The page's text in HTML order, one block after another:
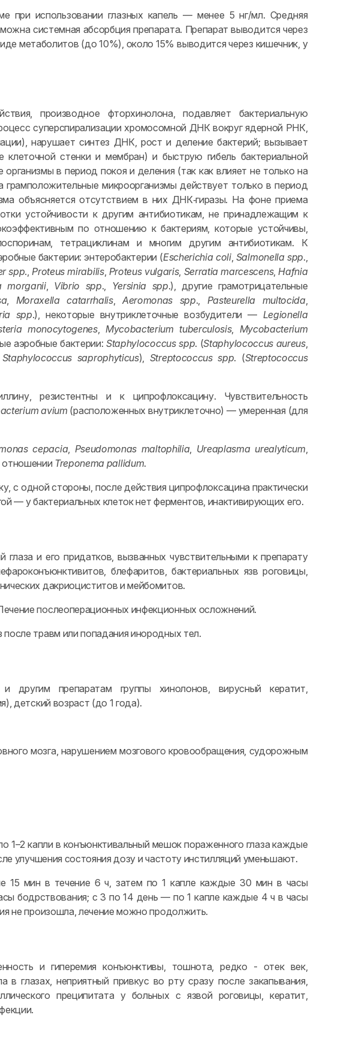
при использовании глазных капель — менее 5 нг/мл. Средняя
системная абсорбция препарата. Препарат выводится через
метаболитов (до 10%), около 15% выводится через кишечник, у
производное фторхинолона, подавляет бактериальную
суперспирализации хромосомной ДНК вокруг ядерной РНК,
нарушает синтез ДНК, рост и деление бактерий; вызывает
стенки и мембран) и быструю гибель бактериальной
в период покоя и деления (так как влияет не только на
микроорганизмы действует только в период
объясняется отсутствием в них ДНК‑гиразы. На фоне приема
устойчивости к другим антибиотикам, не принадлежащим к
по отношению к бактериям, которые устойчивы,
тетрациклинам и многим другим антибиотикам. К
бактерии: энтеробактерии (Escherichia coli, Salmonella spp.,
spp.,Proteus mirabilis, Proteus vulgaris, Serratia marcescens,Hafnia
morganii, Vibrio spp., Yersinia spp.), другие грамотрицательные
, Moraxella catarrhalis,Aeromonas spp., Pasteurella multocida,
spp.), некоторые внутриклеточные возбудители — Legionella
monocytogenes, Mycobacterium tuberculosis, Mycobacterium
аэробные бактерии:Staphylococcus spp. (Staphylococcus aureus,
Staphylococcus saprophyticus), Streptococcus spp. (Streptococcus
резистентны и к ципрофлоксацину. Чувствительность
avium (расположенных внутриклеточно) — умеренная (для
cepacia, Pseudomonas maltophilia, Ureaplasma urealyticum,
отношении Treponema pallidum.
с одной стороны, после действия ципрофлоксацина практически
— у бактериальных клеток нет ферментов, инактивирующих его.
и его придатков, вызванных чувствительными к препарату
блефаритов, бактериальных язв роговицы,
дакриоциститов и мейбомитов.
послеоперационных инфекционных осложнений.
травм или попадания инородных тел.
другим препаратам группы хинолонов, вирусный кератит,
детский возраст (до 1 года).
мозга, нарушением мозгового кровообращения, судорожным
1–2 капли в конъюнктивальный мешок пораженного глаза каждые
улучшения состояния дозу и частоту инстилляций уменьшают.
15 мин в течение 6 ч, затем по 1 капле каждые 30 мин в часы
бодрствования; с 3 по 14 день — по 1 капле каждые 4 ч в часы
не произошла, лечение можно продолжить.
и гиперемия конъюнктивы, тошнота, редко - отек век,
в глазах, неприятный привкус во рту сразу после закапывания,
преципитата у больных с язвой роговицы, кератит,